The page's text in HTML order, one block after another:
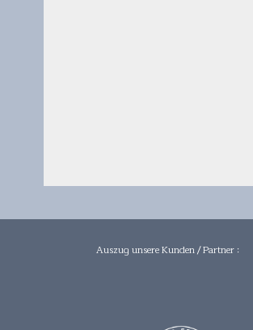
Auszug unsere Kunden / Partner :